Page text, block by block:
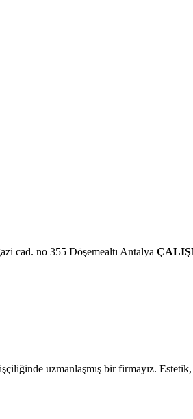
cad. no 355 Döşemealtı Antalya
uzmanlaşmış bir firmayız.